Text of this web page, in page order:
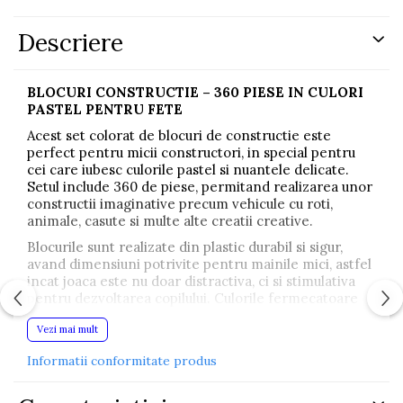
Descriere
BLOCURI CONSTRUCTIE – 360 PIESE IN CULORI
PASTEL PENTRU FETE
Acest set colorat de blocuri de constructie este
perfect pentru micii constructori, in special pentru
cei care iubesc culorile pastel si nuantele delicate.
Setul include 360 de piese, permitand realizarea unor
constructii imaginative precum vehicule cu roti,
animale, casute si multe alte creatii creative.
Blocurile sunt realizate din plastic durabil si sigur,
avand dimensiuni potrivite pentru mainile mici, astfel
incat joaca este nu doar distractiva, ci si stimulativa
pentru dezvoltarea copilului. Culorile fermecatoare
de roz, alb, turcoaz si verde pastel vor atrage cu
siguranta atentia oricarui mic pasionat de constructii.
Setul include si stickere si planse cu modele de
Vezi mai mult
Informatii conformitate produs